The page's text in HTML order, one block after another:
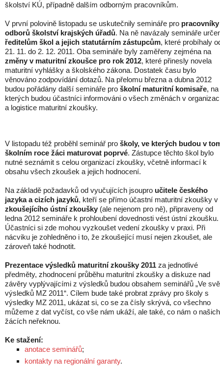
školství KÚ, případně dalším odborným pracovníkům.
V první polovině listopadu se uskutečnily semináře pro pracovníky
odborů školství krajských úřadů. Na ně navázaly semináře
ředitelům škol a jejich statutárním zástupcům, které probíhaly
21. 11. do 2. 12. 2011. Oba semináře byly zaměřeny zejména na
změny v maturitní zkoušce pro rok 2012, které přinesly novela
maturitní vyhlášky a školského zákona. Dostatek času bylo
věnováno zodpovídání dotazů. Na přelomu března a dubna 2012
budou pořádány další semináře pro školní maturitní komisaře, na
kterých budou účastníci informováni o všech změnách v
a logistice maturitní zkoušky.
V listopadu též proběhl seminář pro školy, ve kterých budou v
školním roce žáci maturovat poprvé. Zástupce těchto škol bylo
nutné seznámit s celou organizací zkoušky, včetně informací k
obsahu všech zkoušek a jejich hodnocení.
Na základě požadavků od vyučujících jsoupro učitele českého
jazyka a cizích jazyků, kteří se přímo účastní maturitní zkoušky v
zkoušejícího ústní zkoušky (ale nejenom pro ně), připraveny od
ledna 2012 semináře k prohloubení dovednosti vést ústní zkoušku.
Účastníci si zde mohou vyzkoušet vedení zkoušky v praxi. Při
nácviku je zohledněno i to, že zkoušející musí nejen zkoušet, ale
zároveň také hodnotit.
Prezentace výsledků maturitní zkoušky 2011 za jednotlivé
předměty, zhodnocení průběhu maturitní zkoušky a diskuze nad
závěry vyplývajícími z výsledků budou obsahem seminářů „Ve
výsledků MZ 2011“. Cílem bude také probrat zprávy pro školy s
výsledky MZ 2011, ukázat si, co se za čísly skrývá, co všechno
můžeme z dat vyčíst, co vše nám ukáží, ale také, co nám o našich
žácích neřeknou.
Ke stažení:
anotace seminářů;
kontakty na regionální garanty.